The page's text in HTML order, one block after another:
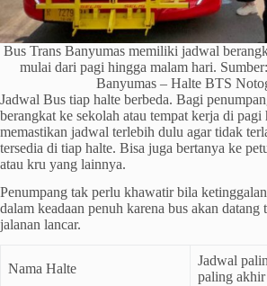
Bus Trans Banyumas memiliki jadwal
mulai dari pagi hingga malam hari.
Banyumas – Halte BTS
Jadwal Bus tiap halte berbeda. Bagi
berangkat ke sekolah atau tempat kerja di pagi
memastikan jadwal terlebih dulu agar tidak
tersedia di tiap halte. Bisa juga bertanya ke
atau kru yang lainnya.
Penumpang tak perlu khawatir bila
dalam keadaan penuh karena bus akan
jalanan lancar.
Nama Halte
Jadwal
paling akhir